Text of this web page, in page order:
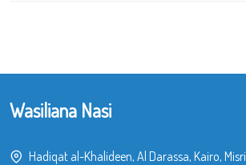
Wasiliana Nasi
Hadiqat al-Khalideen, Al Darassa, Kairo, Misri.